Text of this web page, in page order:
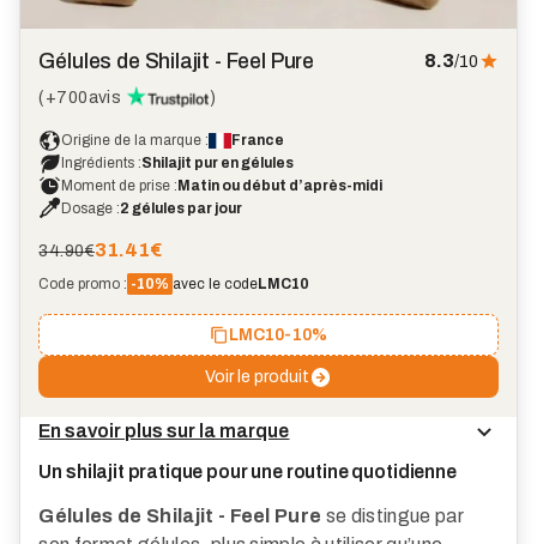
Gélules de Shilajit - Feel Pure 8.3/10
( +700avis )
Origine de la marque :
France
Ingrédients :Shilajit pur en gélules
Moment de prise : Matin ou début d’après-midi
Dosage :2 gélules par jour
34.90€31.41€
Code promo : -10% avec le codeLMC10
LMC10-10%
Voir le produit
En savoir plus sur la marque
Un shilajit pratique pour une routine quotidienne
Gélules de Shilajit - Feel Pure se distingue par